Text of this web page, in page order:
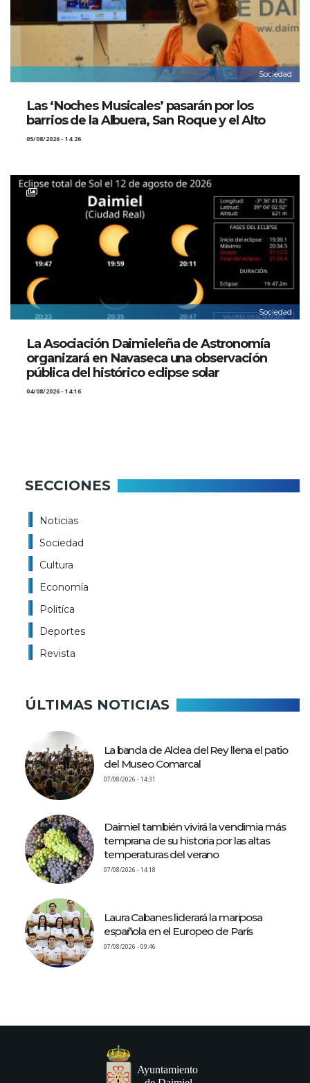
Sociedad
Las ‘Noches Musicales’ pasarán por los
barrios de la Albuera, San Roque y el Alto
05/08/2026 - 14:26
Sociedad
La Asociación Daimieleña de Astronomía
organizará en Navaseca una observación
pública del histórico eclipse solar
04/08/2026 - 14:16
SECCIONES
Noticias
Sociedad
Cultura
Economía
Politíca
Deportes
Revista
ÚLTIMAS NOTICIAS
La banda de Aldea del Rey llena el patio
del Museo Comarcal
07/08/2026 - 14:31
Daimiel también vivirá la vendimia más
temprana de su historia por las altas
temperaturas del verano
07/08/2026 - 14:18
Laura Cabanes liderará la mariposa
española en el Europeo de París
07/08/2026 - 09:46